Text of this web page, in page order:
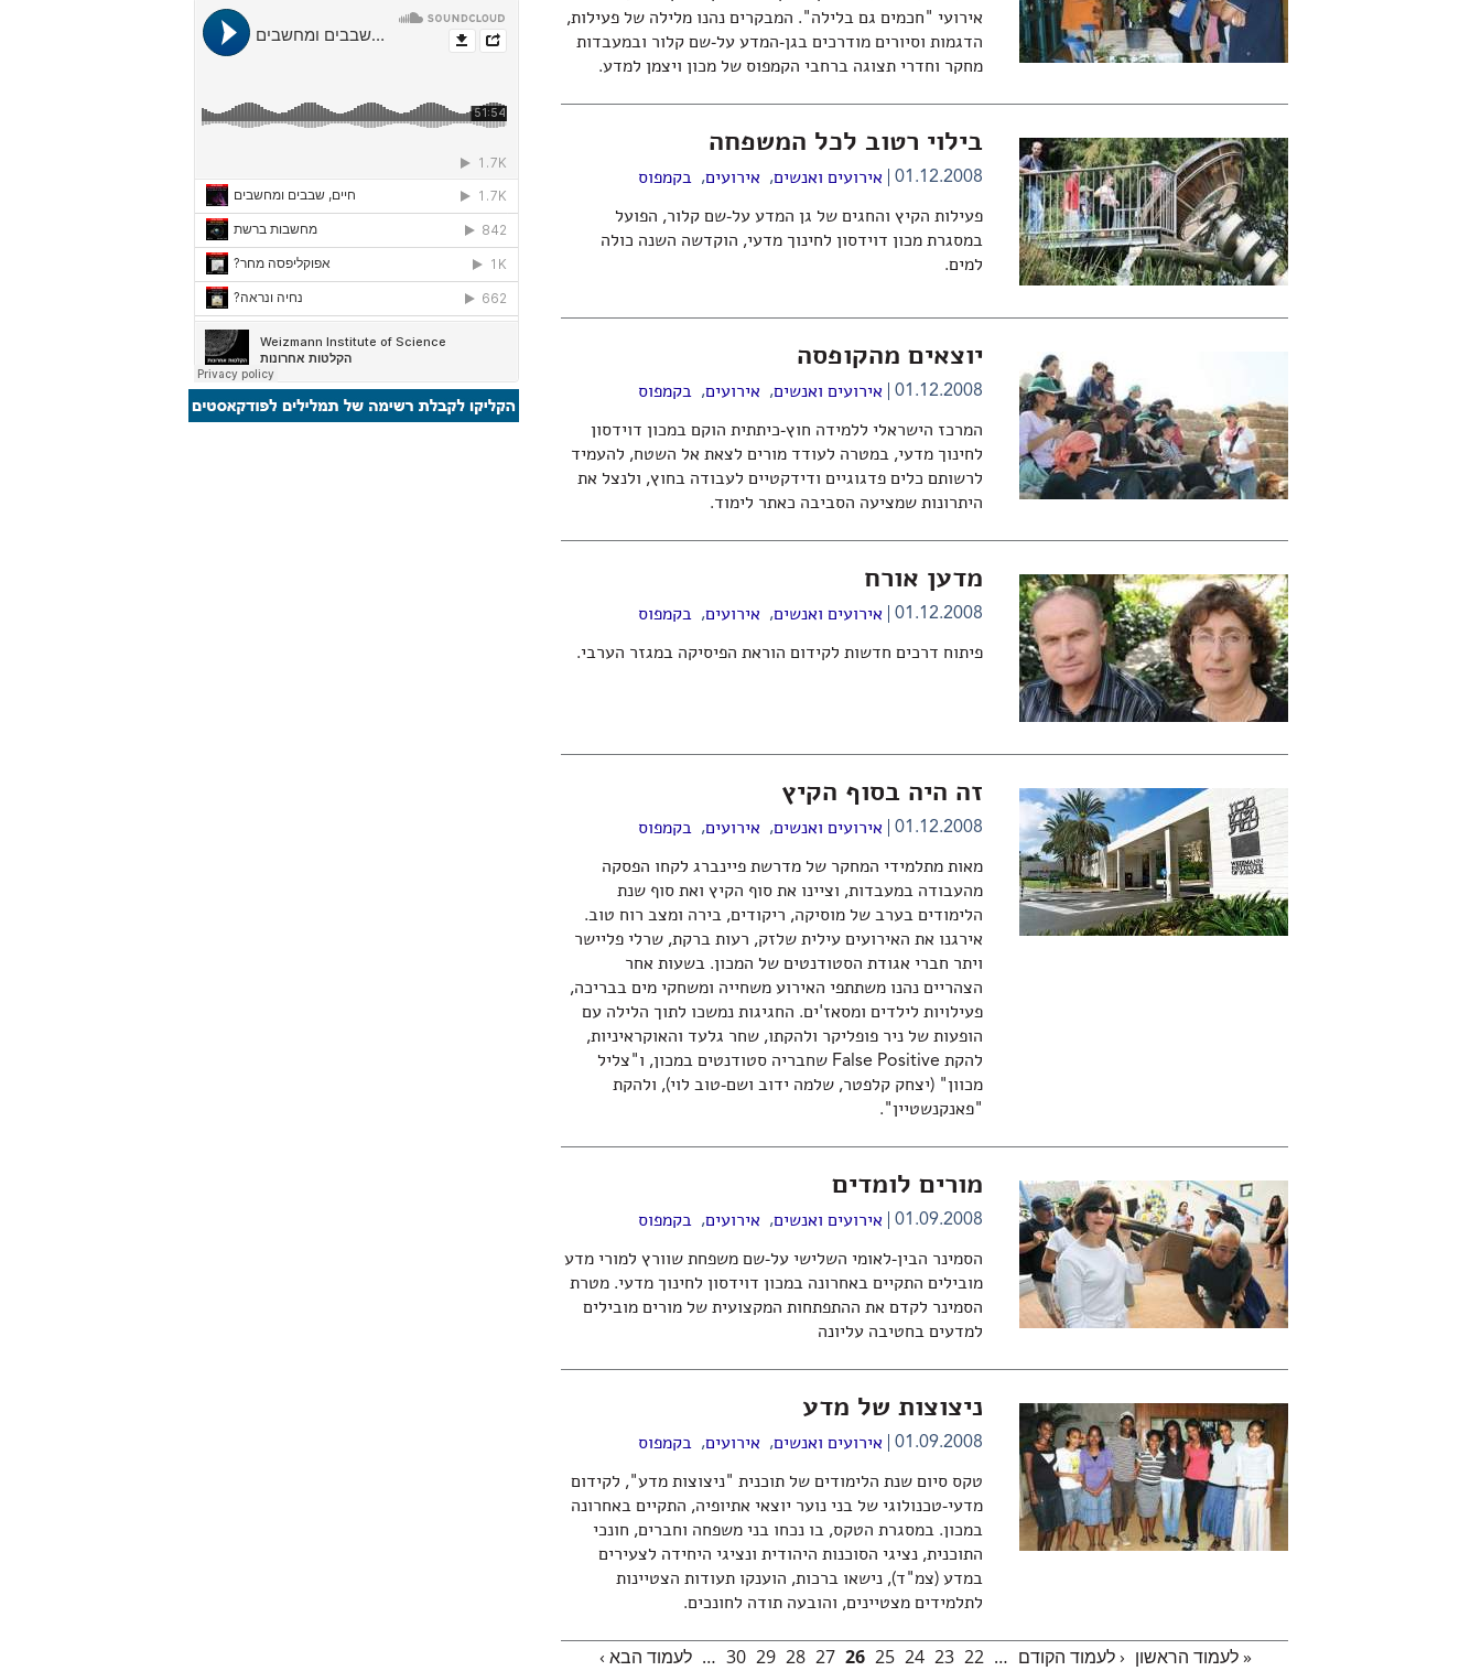
אירועי "חכמים גם בלילה". המבקרים נהנו מלילה של פעילות,
הדגמות וסיורים מודרכים בגן-המדע על-שם קלור ובמעבדות
מחקר וחדרי תצוגה ברחבי הקמפוס של מכון ויצמן למדע.
בילוי רטוב לכל המשפחה
01.12.2008 אירועים ואנשים, אירועים, בקמפוס
פעילות הקיץ והחגים של גן המדע על-שם קלור, הפועל
במסגרת מכון דוידסון לחינוך מדעי, הוקדשה השנה כולה
למים.
יוצאים מהקופסה
01.12.2008 אירועים ואנשים, אירועים, בקמפוס
המרכז הישראלי ללמידה חוץ-כיתתית הוקם במכון דוידסון
לחינוך מדעי, במטרה לעודד מורים לצאת אל השטח, להעמיד
לרשותם כלים פדגוגיים ודידקטיים לעבודה בחוץ, ולנצל את
היתרונות שמציעה הסביבה כאתר לימוד.
מדען אורח
01.12.2008 אירועים ואנשים, אירועים, בקמפוס
פיתוח דרכים חדשות לקידום הוראת הפיסיקה במגזר הערבי.
זה היה בסוף הקיץ
01.12.2008 אירועים ואנשים, אירועים, בקמפוס
מאות מתלמידי המחקר של מדרשת פיינברג לקחו הפסקה
מהעבודה במעבדות, וציינו את סוף הקיץ ואת סוף שנת
הלימודים בערב של מוסיקה, ריקודים, בירה ומצב רוח טוב.
אירגנו את האירועים עילית שלזק, רעות ברקת, שרלי פליישר
ויתר חברי אגודת הסטודנטים של המכון. בשעות אחר
הצהריים נהנו משתתפי האירוע משחייה ומשחקי מים בבריכה,
פעילויות לילדים ומסאז'ים. החגיגות נמשכו לתוך הלילה עם
הופעות של ניר פופליקר ולהקתו, שחר גלעד והאוקראיניות,
להקת False Positive שחבריה סטודנטים במכון, ו"צליל
מכוון" (יצחק קלפטר, שלמה ידוב ושם-טוב לוי), ולהקת
"פאנקנשטיין".
מורים לומדים
01.09.2008 אירועים ואנשים, אירועים, בקמפוס
הסמינר הבין-לאומי השלישי על-שם משפחת שוורץ למורי מדע
מובילים התקיים באחרונה במכון דוידסון לחינוך מדעי. מטרת
הסמינר לקדם את ההתפתחות המקצועית של מורים מובילים
למדעים בחטיבה עליונה
ניצוצות של מדע
01.09.2008 אירועים ואנשים, אירועים, בקמפוס
טקס סיום שנת הלימודים של תוכנית "ניצוצות מדע", לקידום
מדעי-טכנולוגי של בני נוער יוצאי אתיופיה, התקיים באחרונה
במכון. במסגרת הטקס, בו נכחו בני משפחה וחברים, חונכי
התוכנית, נציגי הסוכנות היהודית ונציגי היחידה לצעירים
במדע (צמ"ד), נישאו ברכות, הוענקו תעודות הצטיינות
לתלמידים מצטיינים, והובעה תודה לחונכים.
עמודים« לעמוד הראשון ‹ לעמוד הקודם …
22
23
24
25
26
27
28
29
30
… לעמוד הבא ›